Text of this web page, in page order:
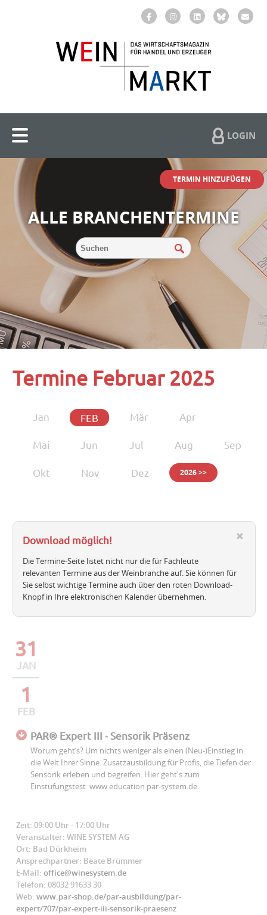
LOGIN
TERMIN HINZUFÜGEN
ALLE BRANCHENTERMINE
Termine Februar 2025
Jan FEB Mär Apr
Mai Jun Jul Aug Sep
Okt Nov Dez 2026 >>
Download möglich!
Die Termine-Seite listet nicht nur die für Fachleute
relevanten Termine aus der Weinbranche auf. Sie können für
Sie selbst wichtige Termine auch über den roten Download-
Knopf in Ihre elektronischen Kalender übernehmen.
31
JAN
1
FEB
PAR® Expert III - Sensorik Präsenz
Worum geht’s? Um nichts weniger als einen (Neu-)Einstieg in
die Welt Ihrer Sinne. Zusatzausbildung für Profis, die Tiefen der
Sensorik erleben und begreifen. Hier geht's zum
Einstufungstest: www.education.par-system.de
Zeit: 09:00 Uhr - 17:00 Uhr
Veranstalter: WINE SYSTEM AG
Ort: Bad Dürkheim
Ansprechpartner: Beate Brümmer
E-Mail: office@winesystem.de
Telefon: 08032 91633 30
Web: www.par-shop.de/par-ausbildung/par-
expert/707/par-expert-iii-sensorik-praesenz